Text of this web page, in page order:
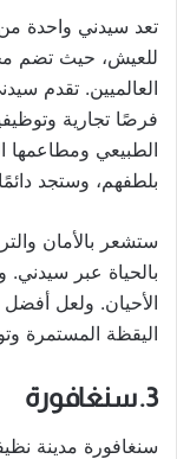
تعد سيدني واحدة من
للعيش، حيث تضم
العالميين. تقدم
فرصًا تجارية
الطبيعي ومطاعمها
بلطفهم، وستجد
ستشعر بالأمان
بالحياة عبر
الأحيان. ولعل
اليقظة المستمرة
3. سنغافورة
سنغافورة مدينة